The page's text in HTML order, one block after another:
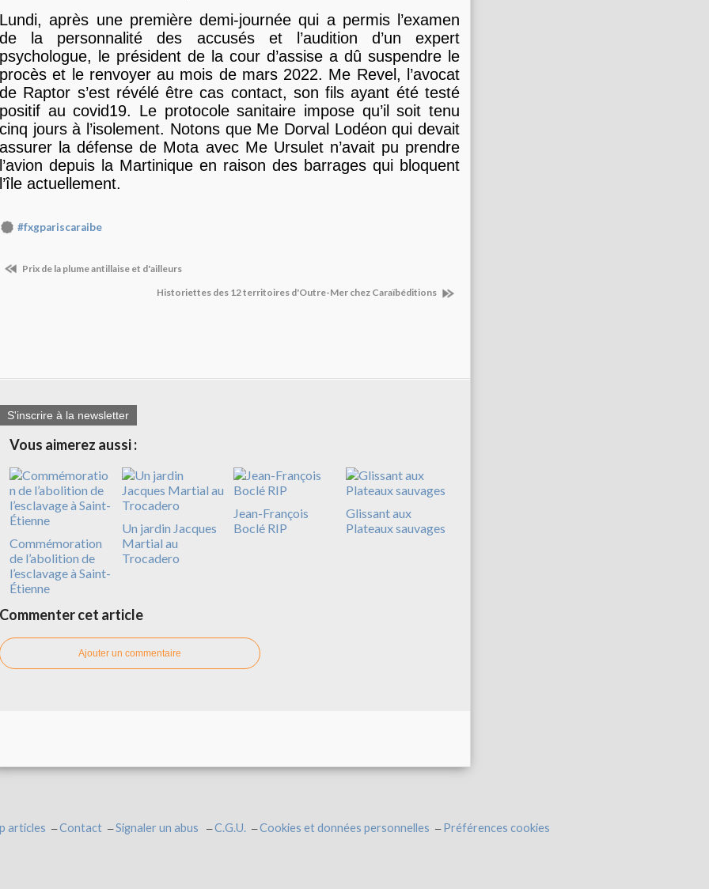
Lundi, après une première demi-journée qui a permis l’examen
de la personnalité des accusés et l’audition d’un expert
psychologue, le président de la cour d’assise a dû suspendre le
procès et le renvoyer au mois de mars 2022. Me Revel, l’avocat
de Raptor s’est révélé être cas contact, son fils ayant été testé
positif au covid19. Le protocole sanitaire impose qu’il soit tenu
cinq jours à l’isolement. Notons que Me Dorval Lodéon qui devait
assurer la défense de Mota avec Me Ursulet n’avait pu prendre
l’avion depuis la Martinique en raison des barrages qui bloquent
l’île actuellement.
#fxgpariscaraibe
Prix de la plume antillaise et d'ailleurs
Historiettes des 12 territoires d'Outre-Mer chez Caraïbéditions
S'inscrire à la newsletter
Vous aimerez aussi :
Commémoration
de l’abolition de
l’esclavage à Saint-
Étienne
Un jardin Jacques
Martial au
Trocadero
Jean-François
Boclé RIP
Glissant aux
Plateaux sauvages
Commenter cet article
Ajouter un commentaire
articles Contact Signaler un abus C.G.U. Cookies et données personnelles Préférences cookies